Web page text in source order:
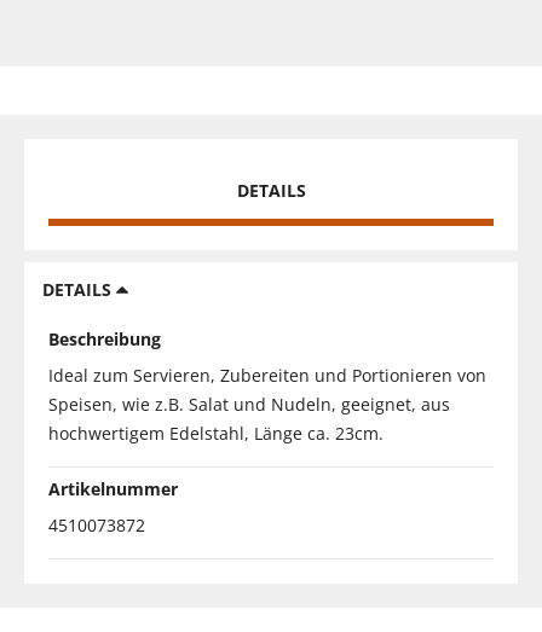
DETAILS
DETAILS
Beschreibung
Ideal zum Servieren, Zubereiten und Portionieren von
Speisen, wie z.B. Salat und Nudeln, geeignet, aus
hochwertigem Edelstahl, Länge ca. 23cm.
Artikelnummer
4510073872